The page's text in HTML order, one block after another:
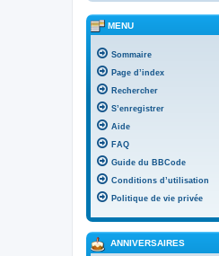
MENU
Sommaire
Page d’index
Rechercher
S’enregistrer
Aide
FAQ
Guide du BBCode
Conditions d’utilisation
Politique de vie privée
ANNIVERSAIRES